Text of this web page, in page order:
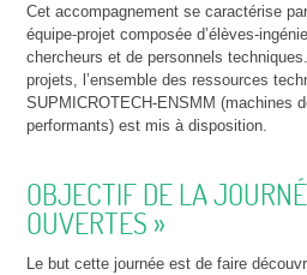
Cet accompagnement se caractérise
équipe-projet composée d’élèves-
chercheurs et de personnels
projets, l’ensemble des ressources
SUPMICROTECH-ENSMM (machines
performants) est mis à disposition.
OBJECTIF DE LA
OUVERTES »
Le but cette journée est de faire